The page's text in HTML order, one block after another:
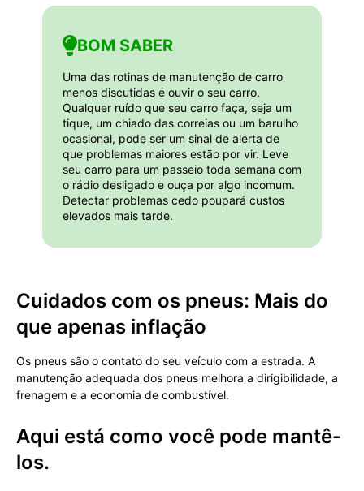
BOM SABER
Uma das rotinas de manutenção de carro
menos discutidas é ouvir o seu carro.
Qualquer ruído que seu carro faça, seja um
tique, um chiado das correias ou um barulho
ocasional, pode ser um sinal de alerta de
que problemas maiores estão por vir. Leve
seu carro para um passeio toda semana com
o rádio desligado e ouça por algo incomum.
Detectar problemas cedo poupará custos
elevados mais tarde.
Cuidados com os pneus: Mais do
que apenas inflação
Os pneus são o contato do seu veículo com a estrada. A
manutenção adequada dos pneus melhora a dirigibilidade, a
frenagem e a economia de combustível.
Aqui está como você pode mantê-
los.